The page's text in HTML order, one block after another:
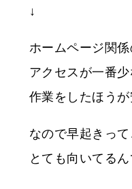
↓
ホームページ関
アクセスが一番
作業をしたほうが
なので早起きっ
とても向いてるん